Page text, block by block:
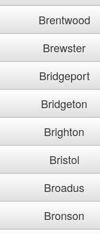
Brentwood
Brewster
Bridgeport
Bridgeton
Brighton
Bristol
Broadus
Bronson